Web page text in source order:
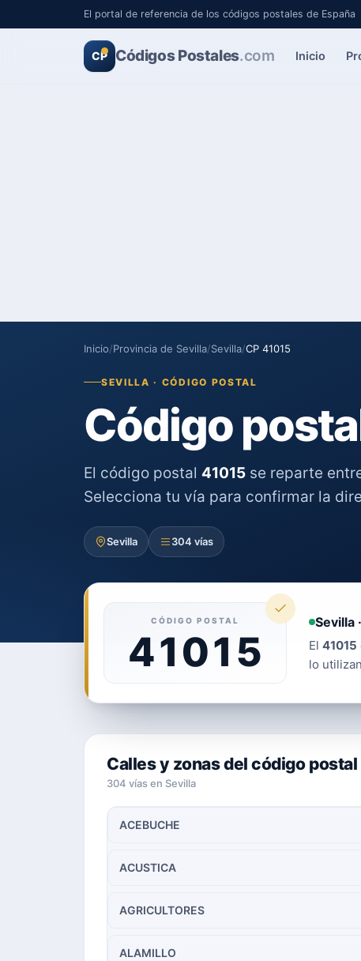
El portal de referencia de los códigos postales de España
CP Códigos Postales.com Inicio
Inicio/Provincia de Sevilla/Sevilla/CP 41015
SEVILLA · CÓDIGO POSTAL
Código
El código postal 41015 se reparte
Selecciona tu vía para confirmar la
Sevilla 304 vías
CÓDIGO POSTAL
41015
Sevilla
El 41015
lo
Calles y zonas del código postal
304 vías en Sevilla
ACEBUCHE
ACUSTICA
AGRICULTORES
ALAMILLO